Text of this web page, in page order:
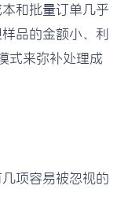
和批量订单几乎
品的金额小、利
式来弥补处理成
项容易被忽视的